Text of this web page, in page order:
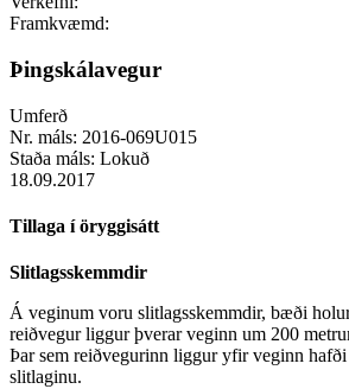
Framkvæmd:
Þingskálavegur
Umferð
Nr. máls: 2016-069U015
Staða máls: Lokuð
18.09.2017
Tillaga í öryggisátt
Slitlagsskemmdir
Á veginum voru slitlagsskemmdir, bæði
reiðvegur liggur þverar veginn um 200
Þar sem reiðvegurinn liggur yfir veginn
slitlaginu.